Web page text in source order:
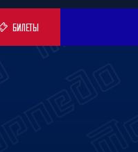
БИЛЕТЫ